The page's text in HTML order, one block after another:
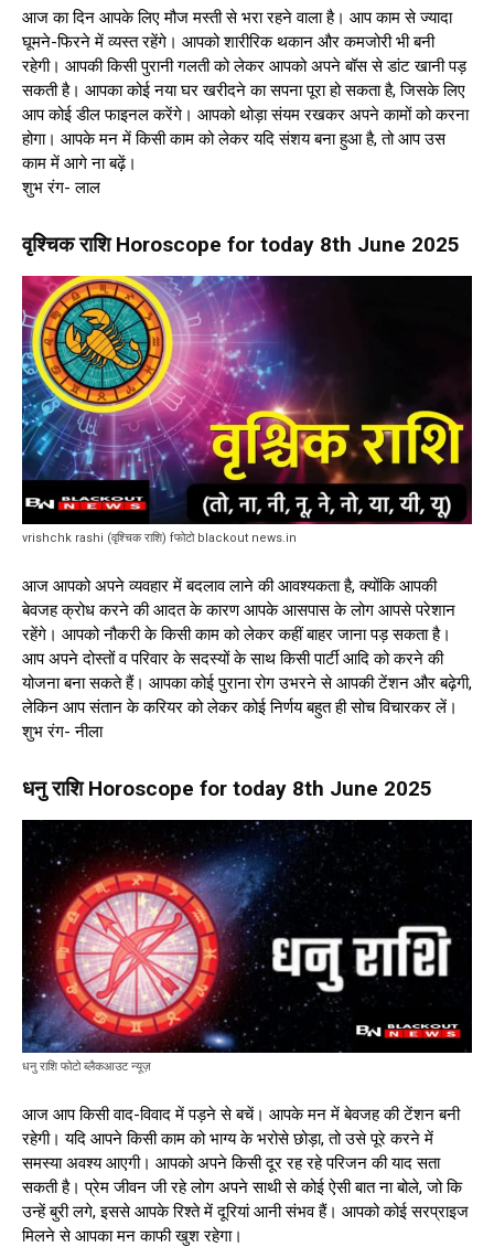
आज का दिन आपके लिए मौज मस्ती से भरा रहने वाला है। आप काम से ज्यादा
घूमने-फिरने में व्यस्त रहेंगे। आपको शारीरिक थकान और कमजोरी भी बनी
रहेगी। आपकी किसी पुरानी गलती को लेकर आपको अपने बॉस से डांट खानी पड़
सकती है। आपका कोई नया घर खरीदने का सपना पूरा हो सकता है, जिसके लिए
आप कोई डील फाइनल करेंगे। आपको थोड़ा संयम रखकर अपने कामों को करना
होगा। आपके मन में किसी काम को लेकर यदि संशय बना हुआ है, तो आप उस
काम में आगे ना बढ़ें।
शुभ रंग- लाल
वृश्चिक राशि Horoscope for today 8th June 2025
vrishchk rashi (वृश्चिक राशि) fफोटो blackout news.in
आज आपको अपने व्यवहार में बदलाव लाने की आवश्यकता है, क्योंकि आपकी
बेवजह क्रोध करने की आदत के कारण आपके आसपास के लोग आपसे परेशान
रहेंगे। आपको नौकरी के किसी काम को लेकर कहीं बाहर जाना पड़ सकता है।
आप अपने दोस्तों व परिवार के सदस्यों के साथ किसी पार्टी आदि को करने की
योजना बना सकते हैं। आपका कोई पुराना रोग उभरने से आपकी टेंशन और बढ़ेगी,
लेकिन आप संतान के करियर को लेकर कोई निर्णय बहुत ही सोच विचारकर लें।
शुभ रंग- नीला
धनु राशि Horoscope for today 8th June 2025
धनु राशि फोटो ब्लैकआउट न्यूज़
आज आप किसी वाद-विवाद में पड़ने से बचें। आपके मन में बेवजह की टेंशन बनी
रहेगी। यदि आपने किसी काम को भाग्य के भरोसे छोड़ा, तो उसे पूरे करने में
समस्या अवश्य आएगी। आपको अपने किसी दूर रह रहे परिजन की याद सता
सकती है। प्रेम जीवन जी रहे लोग अपने साथी से कोई ऐसी बात ना बोले, जो कि
उन्हें बुरी लगे, इससे आपके रिश्ते में दूरियां आनी संभव हैं। आपको कोई सरप्राइज
मिलने से आपका मन काफी खुश रहेगा।